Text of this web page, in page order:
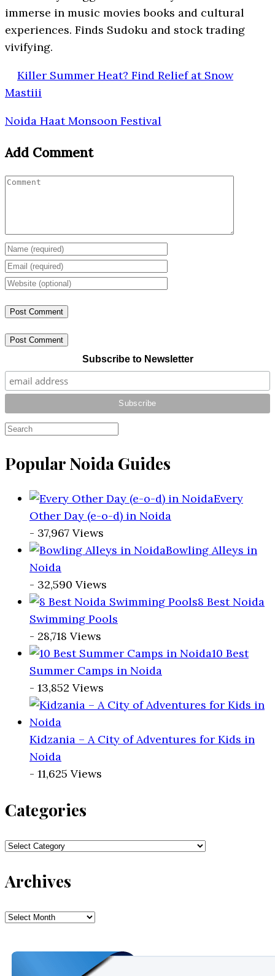
immerse in music movies books and cultural
experiences. Finds Sudoku and stock trading
vivifying.
Killer Summer Heat? Find Relief at Snow
Mastiii
Noida Haat Monsoon Festival
Add Comment
Post Comment
Subscribe to Newsletter
Popular Noida Guides
Every
Other Day (e-o-d) in Noida
- 37,967 Views
Bowling Alleys in
Noida
- 32,590 Views
8 Best Noida
Swimming Pools
- 28,718 Views
10 Best
Summer Camps in Noida
- 13,852 Views
Kidzania – A City of Adventures for Kids in
Noida
- 11,625 Views
Categories
Categories
Archives
Archives